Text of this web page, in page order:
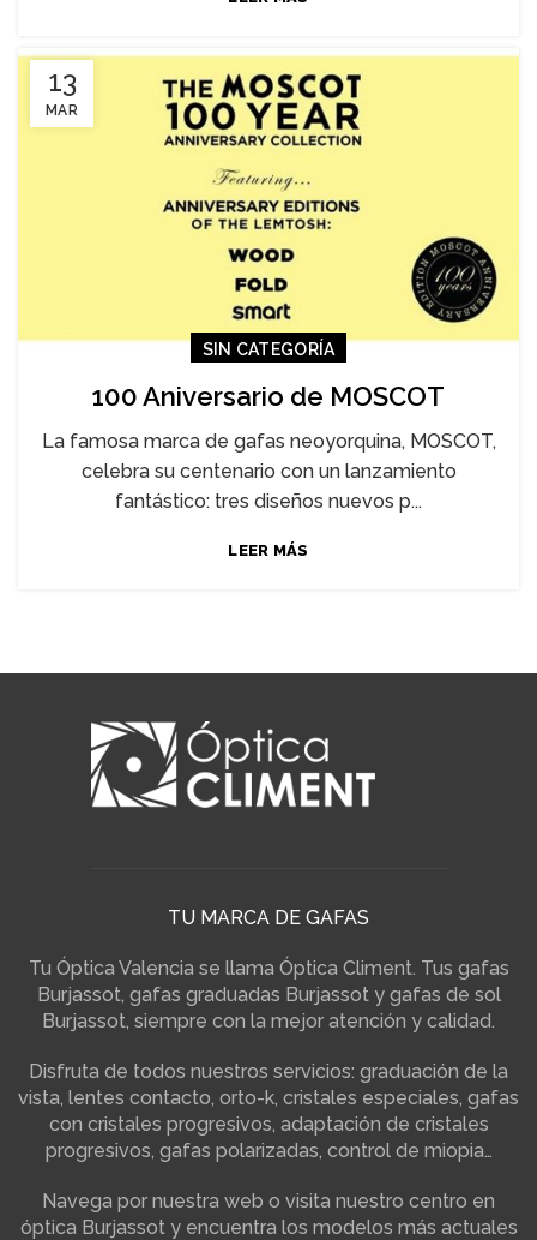
13
MAR
SIN CATEGORÍA
100 Aniversario de MOSCOT
La famosa marca de gafas neoyorquina, MOSCOT,
celebra su centenario con un lanzamiento
fantástico: tres diseños nuevos p...
LEER MÁS
TU MARCA DE GAFAS
Tu Óptica Valencia se llama Óptica Climent. Tus gafas
Burjassot, gafas graduadas Burjassot y gafas de sol
Burjassot, siempre con la mejor atención y calidad.
Disfruta de todos nuestros servicios: graduación de la
vista, lentes contacto, orto-k, cristales especiales, gafas
con cristales progresivos, adaptación de cristales
progresivos, gafas polarizadas, control de miopia…
Navega por nuestra web o visita nuestro centro en
óptica Burjassot y encuentra los modelos más actuales